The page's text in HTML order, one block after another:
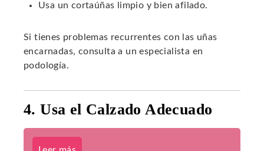
Usa un cortaúñas limpio y bien afilado.
Si tienes problemas recurrentes con las uñas
encarnadas, consulta a un especialista en
podología.
4. Usa el Calzado Adecuado